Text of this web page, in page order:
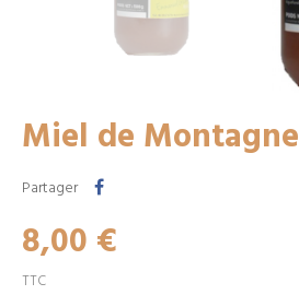
Miel de Montagne
Partager
8,00 €
TTC